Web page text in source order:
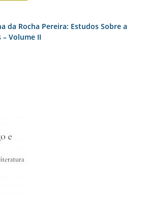
da Rocha Pereira: Estudos Sobre a
Volume II